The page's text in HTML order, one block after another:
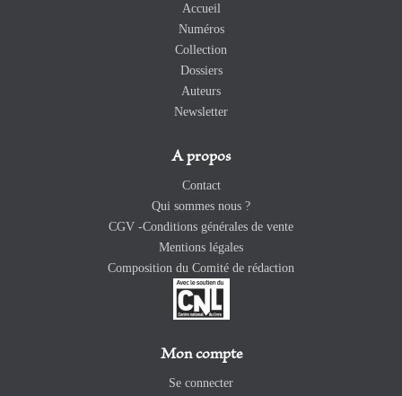
Accueil
Numéros
Collection
Dossiers
Auteurs
Newsletter
A propos
Contact
Qui sommes nous ?
CGV -Conditions générales de vente
Mentions légales
Composition du Comité de rédaction
Mon compte
Se connecter